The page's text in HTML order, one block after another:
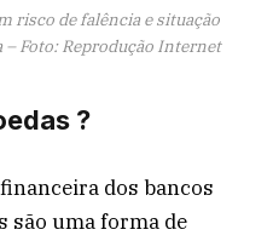
risco de falência e situação
– Foto: Reprodução Internet
?
dos bancos
são uma forma de